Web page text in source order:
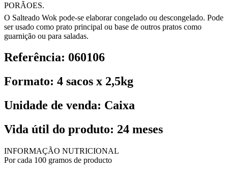
PORÃOES.
O Salteado Wok pode-se elaborar congelado ou descongelado. Pode
ser usado como prato principal ou base de outros pratos como
guarnição ou para saladas.
Referência: 060106
Formato: 4 sacos x 2,5kg
Unidade de venda: Caixa
Vida útil do produto: 24 meses
INFORMAÇÃO NUTRICIONAL
Por cada 100 gramos de producto